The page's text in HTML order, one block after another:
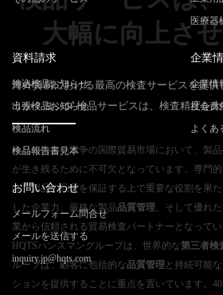
大幅に向上さ
海外貿易における最高の検査サービスを提供
うか？ヨシダ 検品サービスは、検査精度を大
今日の激しい競争の国際貿易市場において、製
が生き残るために不可欠となっています。専門
は、製品の品質を保証する上で重要な役割を果
した企業力、厳格な製品品質管理 、そして優れ
業から信頼される貿易検査パートナーとなって
HQTSハンスマングループは、世界的な第三者検
ループは、顧客に包括的な品質管理 と持続可能
ションを提供することに重点を置いています。
医療器
資料請求
持込検品お知らせ
出張検品お知らせ
検品流れ
検品報告書見本
企業
企業情
社会責
よくあ
お問い合わせ
メールフォーム問合せ
メールを送信する
inquiry.jp@hqts.com